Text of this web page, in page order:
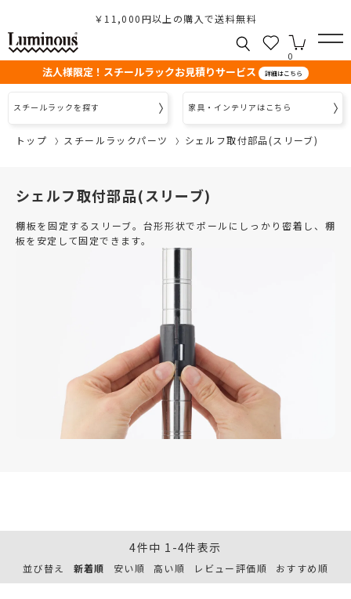
￥11,000円以上の購入で送料無料
0
法人様限定！スチールラックお見積りサービス 詳細はこちら
スチールラックを探す 家具・インテリアはこちら
トップ スチールラックパーツ シェルフ取付部品(スリーブ)
シェルフ取付部品(スリーブ)
棚板を固定するスリーブ。台形形状でポールにしっかり密着し、棚
板を安定して固定できます。
並び替え 新着順 安い順 高い順 レビュー評価順 おすすめ順
4件中 1 -4件表示